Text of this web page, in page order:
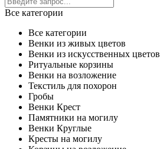
Все категории
Все категории
Венки из живых цветов
Венки из искусственных цветов
Ритуальные корзины
Венки на возложение
Текстиль для похорон
Гробы
Венки Крест
Памятники на могилу
Венки Круглые
Кресты на могилу